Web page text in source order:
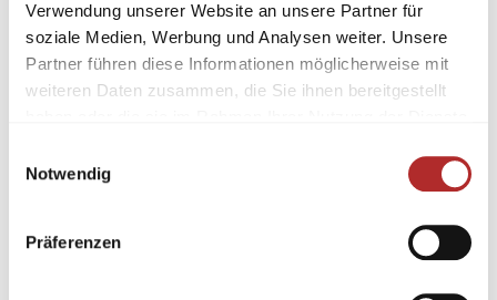
Verwendung unserer Website an unsere Partner für
soziale Medien, Werbung und Analysen weiter. Unsere
Partner führen diese Informationen möglicherweise mit
weiteren Daten zusammen, die Sie ihnen bereitgestellt
Notwendig
Präferenzen